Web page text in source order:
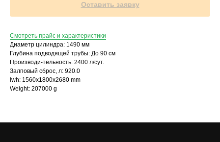
Оставить заявку
Смотреть прайс и характеристики
Диаметр цилиндра: 1490 мм
Глубина подводящей трубы: До 90 см
Производи-тельность: 2400 л/сут.
Залповый сброс, л: 920.0
lwh: 1560x1800x2680 mm
Weight: 207000 g